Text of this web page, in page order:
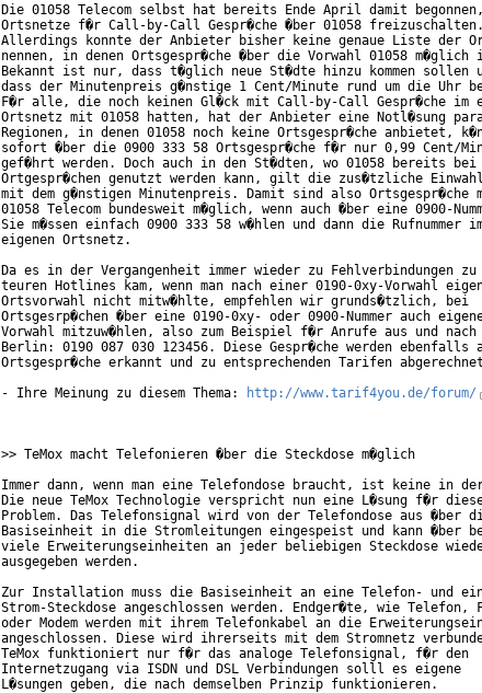
Die 01058 Telecom selbst hat bereits Ende April damit begonnen,
Ortsnetze f�r Call-by-Call Gespr�che �ber 01058 freizuschalten.
Allerdings konnte der Anbieter bisher keine genaue Liste der
nennen, in denen Ortsgespr�che �ber die Vorwahl 01058
Bekannt ist nur, dass t�glich neue St�dte hinzu kommen sollen
dass der Minutenpreis g�nstige 1 Cent/Minute rund um die Uhr
F�r alle, die noch keinen Gl�ck mit Call-by-Call Gespr�che im
Ortsnetz mit 01058 hatten, hat der Anbieter eine Notl�sung
Regionen, in denen 01058 noch keine Ortsgespr�che anbietet,
sofort �ber die 0900 333 58 Ortsgespr�che f�r nur 0,99 Cent/
gef�hrt werden. Doch auch in den St�dten, wo 01058 bereits bei
Ortgespr�chen genutzt werden kann, gilt die zus�tzliche
mit dem g�nstigen Minutenpreis. Damit sind also Ortsgespr�che
01058 Telecom bundesweit m�glich, wenn auch �ber eine 0900-
Sie m�ssen einfach 0900 333 58 w�hlen und dann die Rufnummer
eigenen Ortsnetz.
Da es in der Vergangenheit immer wieder zu Fehlverbindungen zu
teuren Hotlines kam, wenn man nach einer 0190-0xy-Vorwahl
Ortsvorwahl nicht mitw�hlte, empfehlen wir grunds�tzlich, bei
Ortsgesrp�chen �ber eine 0190-0xy- oder 0900-Nummer auch
Vorwahl mitzuw�hlen, also zum Beispiel f�r Anrufe aus und nach
Berlin: 0190 087 030 123456. Diese Gespr�che werden ebenfalls
Ortsgespr�che erkannt und zu entsprechenden Tarifen
- Ihre Meinung zu diesem Thema:
http://www.tarif4you.de/forum/
>> TeMox macht Telefonieren �ber die Steckdose m�glich
Immer dann, wenn man eine Telefondose braucht, ist keine in
Die neue TeMox Technologie verspricht nun eine L�sung f�r
Problem. Das Telefonsignal wird von der Telefondose aus �ber
Basiseinheit in die Stromleitungen eingespeist und kann �ber
viele Erweiterungseinheiten an jeder beliebigen Steckdose
ausgegeben werden.
Zur Installation muss die Basiseinheit an eine Telefon- und
Strom-Steckdose angeschlossen werden. Endger�te, wie Telefon,
oder Modem werden mit ihrem Telefonkabel an die
angeschlossen. Diese wird ihrerseits mit dem Stromnetz
TeMox funktioniert nur f�r das analoge Telefonsignal, f�r den
Internetzugang via ISDN und DSL Verbindungen solll es eigene
L�sungen geben, die nach demselben Prinzip funktionieren.